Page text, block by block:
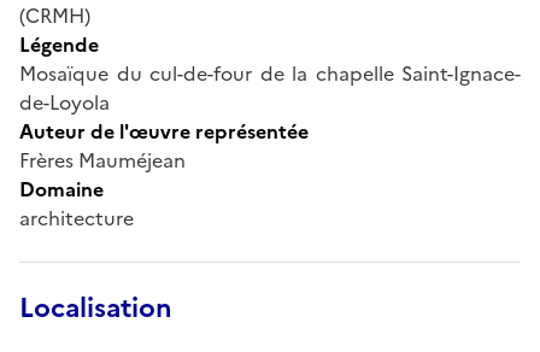
(CRMH)
Légende
Mosaïque du cul-de-four de la chapelle Saint-Ignace-
de-Loyola
Auteur de l'œuvre représentée
Frères Mauméjean
Domaine
architecture
Localisation